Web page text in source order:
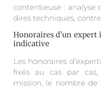
contentieuse : analyse
dires techniques,
Honoraires d’un
indicative
Les honoraires
fixés au cas par
mission, le nombre